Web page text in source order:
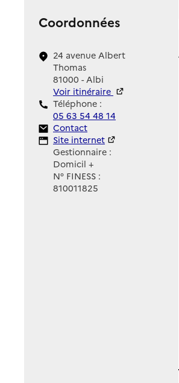
Coordonnées
24 avenue Albert
Thomas
81000 - Albi
Voir itinéraire
Téléphone :
05 63 54 48 14
Contact
Contact
Site Internet
Site internet
Gestionnaire :
Domicil +
N° FINESS :
810011825